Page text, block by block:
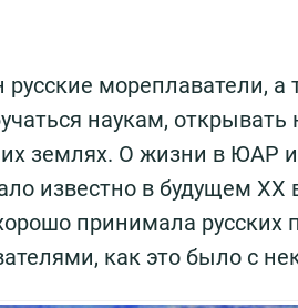
мореплаватели,
наукам,
землях. О жизни в ЮАР и
известно в будущем
принимала русских
как это было с